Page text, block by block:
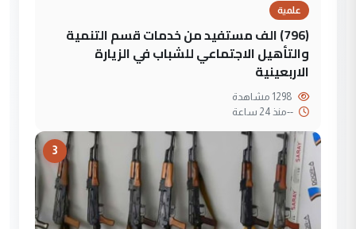
علمية
(796) الف مستفيد من خدمات قسم التنمية
والتأهيل الاجتماعي للشباب في الزيارة
الاربعينية
--منذ 24 ساعة
3